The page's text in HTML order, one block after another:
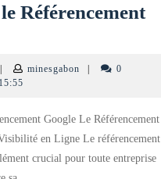
Référencement
minesgabon minesgabon
0
15:55
Google Le Référencement
en Ligne Le référencement
crucial pour toute entreprise